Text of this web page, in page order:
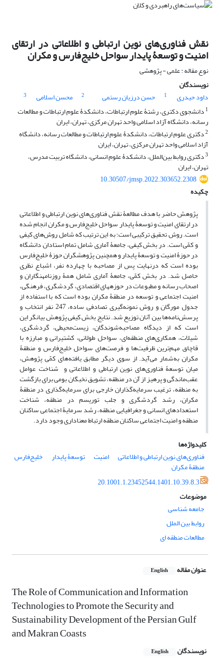
نقش فناوری‌های نوین ارتباطی و اطلاعاتی در ارتقای
امنیت و توسعۀ پایدار سواحل خلیج‌فارس و مکران
نوع مقاله : علمی - پژوهشی
نویسندگان
داود حیدری
1 حسن درزیان رستمی 2 محسن اسلامی
3
1 دانشجوی دکتری، رشتۀ علوم ارتباطات، دانشکدۀ علوم ارتباطات و مطالعات
رسانه، دانشگاه آزاد اسلامی واحد تهران مرکزی‌، تهران، ایران
2دکتری علوم ارتباطات، دانشکدۀ علوم ارتباطات و مطالعات رسانه، دانشگاه
آزاد اسلامی واحد تهران مرکزی، تهران، ایران
3دکتری روابط بین‌الملل، دانشکدۀ علوم انسانی، دانشگاه تربیت مدرس،
تهران، ایران
10.30507/jmsp.2022.303652.2308
چکیده
پژوهش حاضر با هدف مطالعۀ نقش فناوری‌های نوین ارتباطی و اطلاعاتی
در ارتقای امنیت و توسعۀ پایدار سواحل خلیج‌فارس و مکران انجام شده
است. روش تحقیق ترکیبی است؛ به این ترتیب که شامل روش‌های کیفی
و کمّی است. در بخش کیفی، جامعۀ آماری شامل تمام استادان دانشگاه
در حوزۀ امنیت و توسعۀ پایدار و همچنین پژوهشگران حوزۀ خلیج‌فارس
بوده است که درنهایت پس از مصاحبه با چهارده نفر، اشباع نظری
حاصل شد. در بخش کمّی، جامعۀ ‌آماری شامل همۀ روزنامه‏نگاران و
اصحاب رسانه و مطبوعات در حوزه‏های اقتصادی، گردشگری، فرهنگی،
امنیت اجتماعی و توسعه در منطقۀ مکران بوده است که با استفاده از
جدول مورگان و روش نمونه‌‏گیری تصادفی ساده، 247 نفر انتخاب و
پرسش‌نامه‌‏ها بین آنان توزیع شد. نتایج بخش کیفی پژوهش بیانگر این
است که از دیدگاه مصاحبه‌‏شوندگان، زیست‌محیطی، گردشگری،
شیلات، همکاری‏‌های منطقه‏‌ای، سواحل طولانی، کشتیرانی و مبارزه با
قاچاق مهم‌ترین ظرفیت‌‏ها و فرصت‌‏های سواحل خلیج‌فارس و منطقۀ
مکران به‌شمار می‌‏آید. از سوی دیگر مطابق یافته‌های کمّی پژوهش،
میان توسعۀ فناوری‌های نوین ارتباطی و اطلاعاتی و شناخت عوامل
عقب‌ماندگی و پرهیز از آن در منطقه، تشویق نخبگان بومی برای بازگشت
به منطقه، ترغیب سرمایه‌گذاران خارجی برای سرمایه‌گذاری در منطقۀ
مکران، رشد گردشگری و جلب توریسم در منطقه، شناخت
استعدادهای انسانی و جغرافیایی منطقه، رشد سرمایۀ اجتماعی ساکنان
منطقه و امنیت اجتماعی ساکنان منطقه ارتباط معناداری وجود دارد.
کلیدواژه‌ها
فناوری‏‌های نوین ارتباطی و اطلاعاتی
امنیت توسعۀ پایدار خلیج‌فارس
منطقۀ مکران
20.1001.1.23452544.1401.10.39.8.3
موضوعات
جامعه شناسی
روابط بین الملل
مطالعات منطقه ای
عنوان مقاله English
The Role of Communication and Information
Technologies to Promote the Security and
Sustainability Development of the Persian Gulf
and Makran Coasts
نویسندگان English